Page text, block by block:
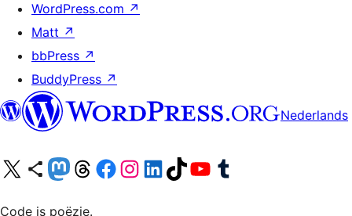
WordPress.com ↗
Matt ↗
bbPress ↗
BuddyPress ↗
Nederlands
Bezoek ons X (voorheen Twitter) account
Bezoek ons Bluesky account
Bezoek ons Mastodon account
Bezoek ons Threads account
Onze Facebook pagina bezoeken
Bezoek ons Instagram account
Bezoek ons LinkedIn account
Bezoek ons TikTok account
Bezoek ons YouTube kanaalBezoek ons Tumblr account
Code is poëzie.